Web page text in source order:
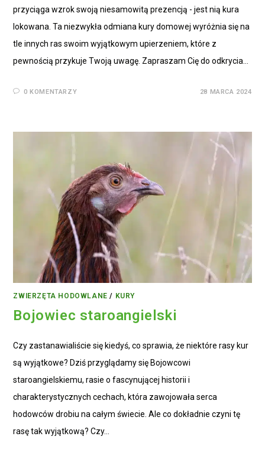
przyciąga wzrok swoją niesamowitą prezencją - jest nią kura
lokowana. Ta niezwykła odmiana kury domowej wyróżnia się na
tle innych ras swoim wyjątkowym upierzeniem, które z
pewnością przykuje Twoją uwagę. Zapraszam Cię do odkrycia…
0 KOMENTARZY 28 MARCA 2024
ZWIERZĘTA HODOWLANE / KURY
Bojowiec staroangielski
Czy zastanawialiście się kiedyś, co sprawia, że niektóre rasy kur
są wyjątkowe? Dziś przyglądamy się Bojowcowi
staroangielskiemu, rasie o fascynującej historii i
charakterystycznych cechach, która zawojowała serca
hodowców drobiu na całym świecie. Ale co dokładnie czyni tę
rasę tak wyjątkową? Czy…